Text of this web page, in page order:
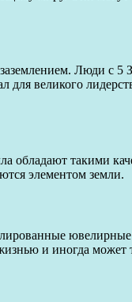
Люди с 5
великого
такими
элементом земли.
и иногда